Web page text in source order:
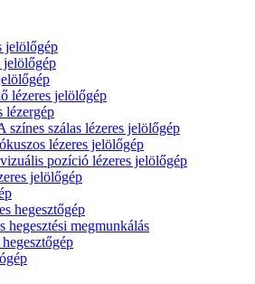
jelölőgép
jelölőgép
lézeres jelölőgép
lézergép
színes szálas lézeres jelölőgép
lézeres jelölőgép
pozíció lézeres jelölőgép
jelölőgép
hegesztőgép
hegesztési megmunkálás